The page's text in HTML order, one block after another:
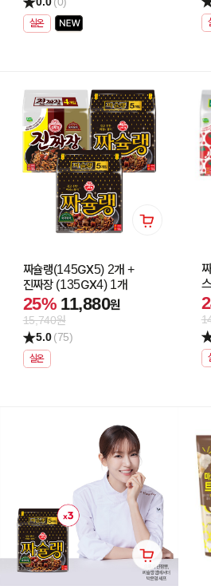
실온
짜슐랭(145GX5) 2개 +
진짜장 (135GX4) 1개
25% 11,880원
15,740원
5.0 (75)
실온